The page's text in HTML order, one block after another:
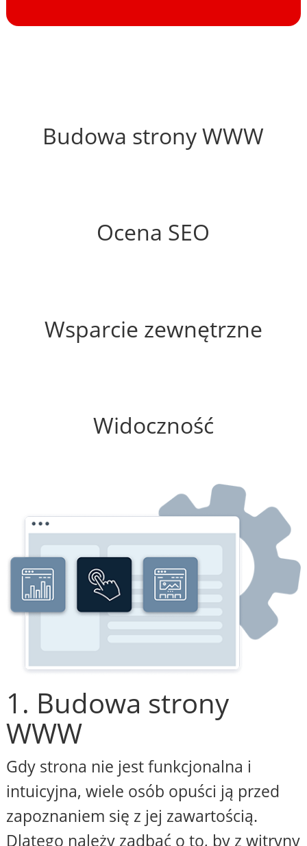
Budowa strony WWW
Ocena SEO
Wsparcie zewnętrzne
Widoczność
1. Budowa strony
WWW
Gdy strona nie jest funkcjonalna i
intuicyjna, wiele osób opuści ją przed
zapoznaniem się z jej zawartością.
Dlatego należy zadbać o to, by z witryny